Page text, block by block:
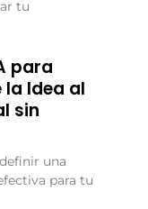
tu
para
la Idea al
sin
una
para tu